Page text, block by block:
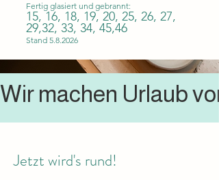
Fertig glasiert und gebrannt:
15, 16, 18, 19, 20, 25, 26, 27,
29,32, 33, 34, 45,46
Stand 5.8.2026
Wir machen Urlaub
Jetzt wird's rund!